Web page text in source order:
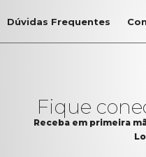
Dúvidas Frequentes
Fique
Receba em primeira